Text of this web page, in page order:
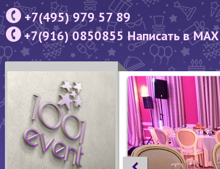
+7(495) 979 57 89
+7(916) 0850855 Написать в MAX